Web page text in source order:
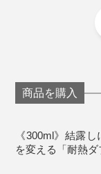
不良となったグラスは
時代のある日
しまいました。
て、ガシャン
わなくていいの
に入りです。
※耐熱温度差は120℃
※電子レンジ・食器
気機器の取扱説明書
認いただいたうえで
グラスを洗う際や、
ラスを割ってしま
は、手洗いでの洗浄が
商品を購入
《300ml》結露
を変える「耐熱